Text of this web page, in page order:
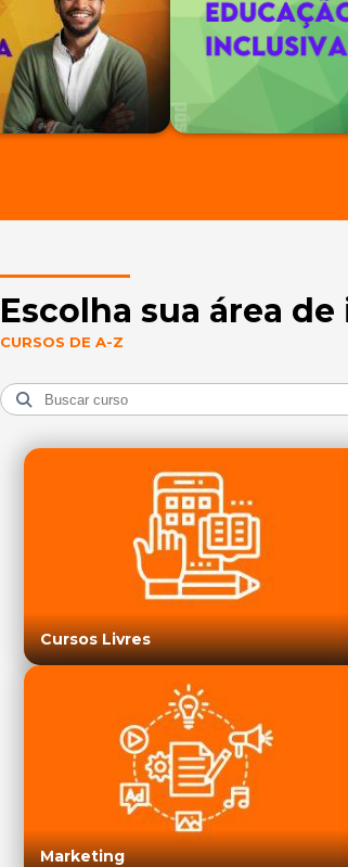
Escolha sua área
CURSOS DE A-Z
o campo
Cursos Livres
Marketing